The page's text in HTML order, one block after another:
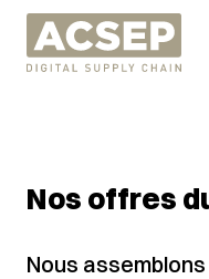
Nos offres
Nous